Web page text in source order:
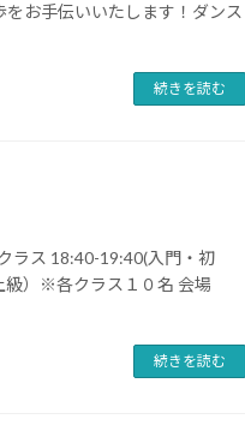
お手伝いいたします！ダンス
続きを読む
ラス 18:40-19:40(入門・初
級）※各クラス１０名 会場
続きを読む